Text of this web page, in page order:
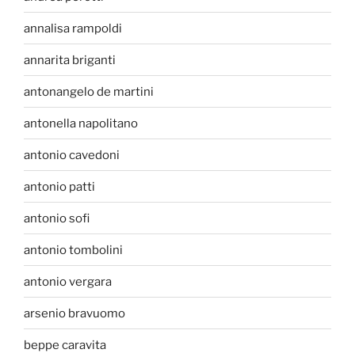
annalisa rampoldi
annarita briganti
antonangelo de martini
antonella napolitano
antonio cavedoni
antonio patti
antonio sofi
antonio tombolini
antonio vergara
arsenio bravuomo
beppe caravita